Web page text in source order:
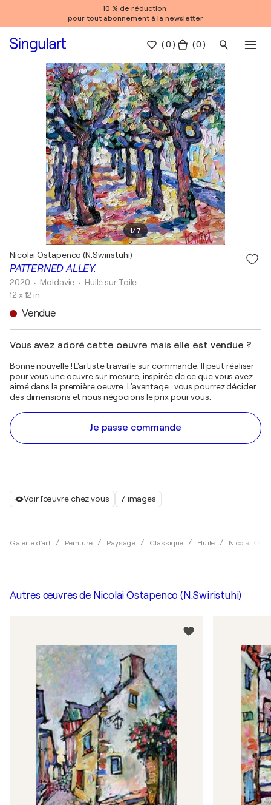
10 % de réduction
pour tout abonnement à la newsletter
(0 ) ( 0 )
1/7
Voir l'œuvre chez vous 7 images
Galerie d'art Peinture Paysage Classique Huile Nicolai
PATTERNED ALLEY.
Nicolai Ostapenco (N.Swiristuhi)
2020 • Moldavie • Huile sur Toile
12 x 12 in
Vendue
Vous avez adoré cette oeuvre mais elle est vendue ?
Bonne nouvelle ! L'artiste travaille sur commande. Il peut réaliser
pour vous une oeuvre sur-mesure, inspirée de ce que vous avez
aimé dans la première oeuvre. L'avantage : vous pourrez décider
des dimensions et nous négocions le prix pour vous.
Je passe commande
Autres œuvres de Nicolai Ostapenco (N.Swiristuhi)